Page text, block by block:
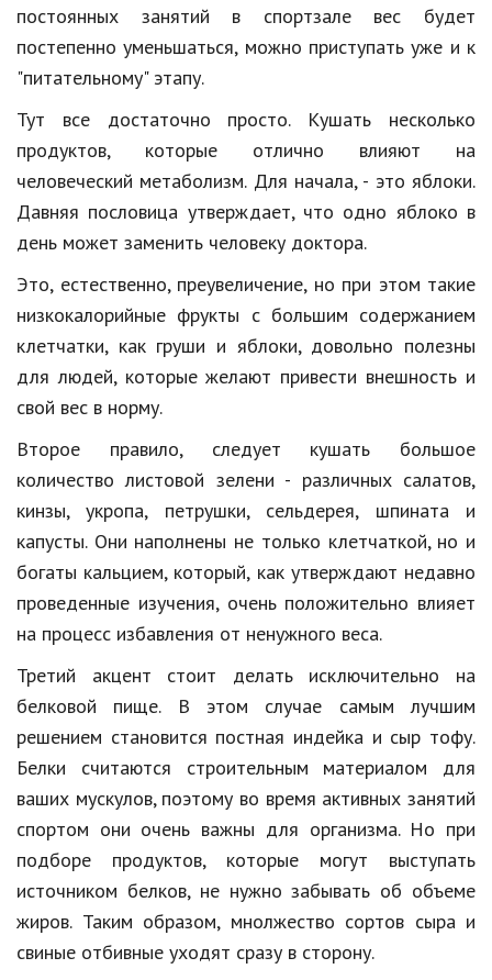
Мода и стиль
Бизнес
Хобби и развлечения
Финансы
Юриспруденция
Природа
Образование
Наука и технологии
постоянных занятий в спортзале вес будет
постепенно уменьшаться, можно приступать уже и к
"питательному" этапу.
Тут все достаточно просто. Кушать несколько
продуктов, которые отлично влияют на
человеческий метаболизм. Для начала, - это яблоки.
Давняя пословица утверждает, что одно яблоко в
день может заменить человеку доктора.
Это, естественно, преувеличение, но при этом такие
низкокалорийные фрукты с большим содержанием
клетчатки, как груши и яблоки, довольно полезны
для людей, которые желают привести внешность и
свой вес в норму.
Второе правило, следует кушать большое
количество листовой зелени - различных салатов,
кинзы, укропа, петрушки, сельдерея, шпината и
капусты. Они наполнены не только клетчаткой, но и
богаты кальцием, который, как утверждают недавно
проведенные изучения, очень положительно влияет
на процесс избавления от ненужного веса.
Третий акцент стоит делать исключительно на
белковой пище. В этом случае самым лучшим
решением становится постная индейка и сыр тофу.
Белки считаются строительным материалом для
ваших мускулов, поэтому во время активных занятий
спортом они очень важны для организма. Но при
подборе продуктов, которые могут выступать
источником белков, не нужно забывать об объеме
жиров. Таким образом, мнолжество сортов сыра и
свиные отбивные уходят сразу в сторону.